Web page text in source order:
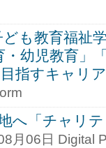
ども教育福祉
・幼児教育」
指すキャリ
へ「チャリ
月06日 Digital